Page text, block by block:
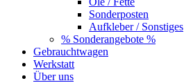
Sonderposten
Aufkleber / Sonstiges
% Sonderangebote %
Gebrauchtwagen
Werkstatt
Über uns